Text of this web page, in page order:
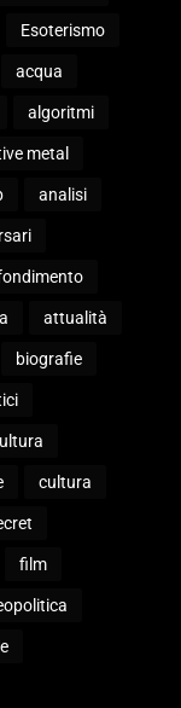
Esoterismo
acqua
algoritmi
metal
analisi
attualità
biografie
cultura
film